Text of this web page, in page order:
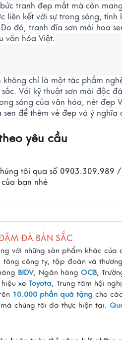
tranh đẹp mắt mà còn
liên kết với sự trong sáng,
đó, tranh đĩa sơn mài hoa
văn hóa Việt.
không chỉ là một tác phẩm
Với kỹ thuật sơn mài độc
sáng của văn hóa, nét đẹp
để thêm vẻ đẹp và ý nghĩa
yêu cầu
tôi qua số
bạn nhé
ĐÀ BẢN SẮC
với những sản phẩm khác
tông công ty, tập đoàn và
BIDV, Ngân hàng OCB,
xe Toyota, Trung tâm hội nghị
10.000 phần quà tặng cho
chúng tôi đã thực hiện tại: